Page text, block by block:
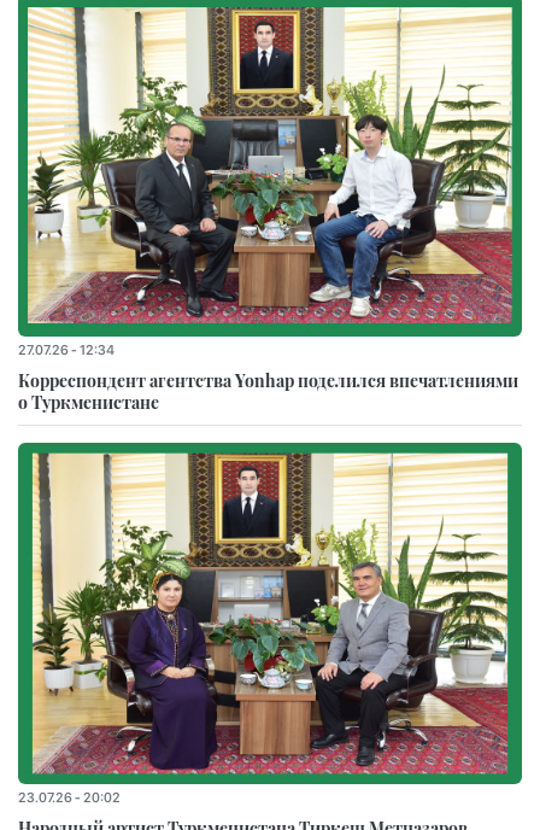
27.07.26 - 12:34
Корреспондент агентства Yonhap поделился впечатлениями
о Туркменистане
23.07.26 - 20:02